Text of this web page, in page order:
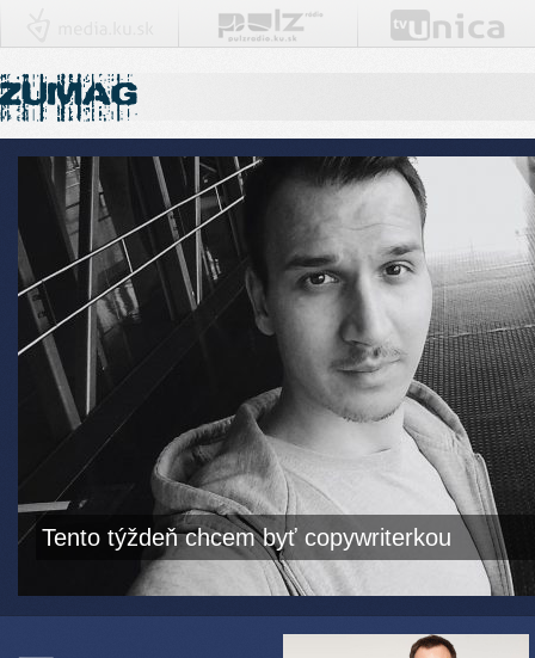
Tento týždeň chcem byť copywriterkou